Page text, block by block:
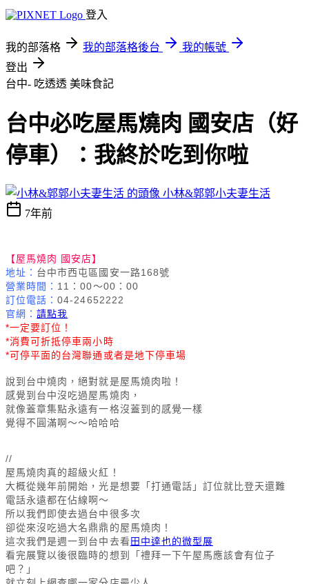
登入
我的部落格 我的部落格後台
我的帳號
登出
台中- 吃透透 美味食記
台中必吃屋馬燒肉 國安店（好
停車）：我終於吃到你啦
小林&郭郭小夫妻生活
7年前
【屋馬燒肉 國安店】
地址： 台中市西屯區國安一路168號
營業時間： 11：00～00：00
訂位電話：04-24652222
官網：請點我
*一定要訂位！
*消費可折抵停車兩小時
*可停平面的台灣聯通或者是地下停車場
說到台中燒肉，絕對就是屋馬燒肉啦！
感覺到台中沒吃過屋馬燒肉，
就像蓋章集點永遠有一格沒蓋到的感覺一樣
覺得不圓滿啊～～哈哈哈
//
屋馬燒肉真的超級火紅！
大概從幾年前開始，光是想要「打通電話」訂位就比登天還難
電話永遠都在佔線啊～
所以我們即使去過台中很多次
卻從來沒吃過大名鼎鼎的屋馬燒肉！
這次我們是週一到台中去看田中達也的微型展
看完展覽以後很臨時的想到「禮拜一下午屋馬應該會有位子
吧？」